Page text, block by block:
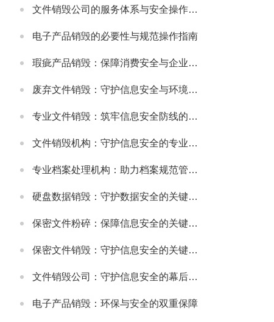
文件销毁公司的服务体系与安全操作规范
电子产品销毁的必要性与规范操作指南
瑕疵产品销毁：保障消费安全与企业信誉的关键举措
废弃文件销毁：守护信息安全与环境的重要环节
专业文件销毁：筑牢信息安全防线的关键环节
文件销毁机构：守护信息安全的专业服务选择
专业档案处理机构：助力档案规范管理与安全保障
硬盘数据销毁：守护数据安全的关键环节
保密文件粉碎：保障信息安全的关键步骤
保密文件销毁：守护信息安全的关键环节
文件销毁公司：守护信息安全的幕后卫士
电子产品销毁：环保与安全的双重保障